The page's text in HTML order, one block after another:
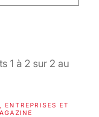
1 à 2 sur 2 au
ENTREPRISES ET